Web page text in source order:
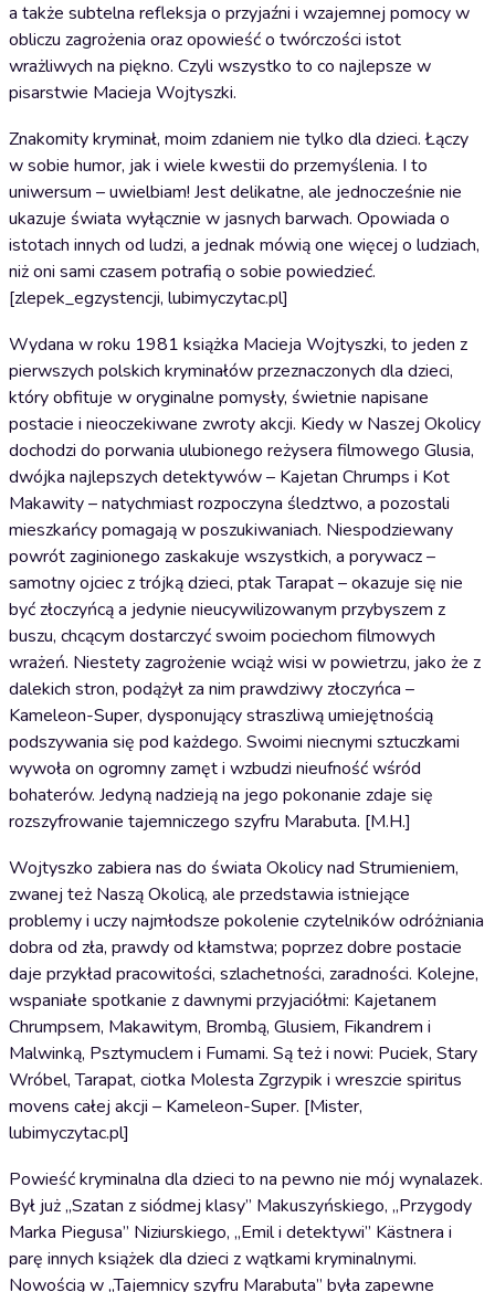
a także subtelna refleksja o przyjaźni i wzajemnej pomocy w
obliczu zagrożenia oraz opowieść o twórczości istot
wrażliwych na piękno. Czyli wszystko to co najlepsze w
pisarstwie Macieja Wojtyszki.
Znakomity kryminał, moim zdaniem nie tylko dla dzieci. Łączy
w sobie humor, jak i wiele kwestii do przemyślenia. I to
uniwersum – uwielbiam! Jest delikatne, ale jednocześnie nie
ukazuje świata wyłącznie w jasnych barwach. Opowiada o
istotach innych od ludzi, a jednak mówią one więcej o ludziach,
niż oni sami czasem potrafią o sobie powiedzieć.
[zlepek_egzystencji, lubimyczytac.pl]
Wydana w roku 1981 książka Macieja Wojtyszki, to jeden z
pierwszych polskich kryminałów przeznaczonych dla dzieci,
który obfituje w oryginalne pomysły, świetnie napisane
postacie i nieoczekiwane zwroty akcji. Kiedy w Naszej Okolicy
dochodzi do porwania ulubionego reżysera filmowego Glusia,
dwójka najlepszych detektywów – Kajetan Chrumps i Kot
Makawity – natychmiast rozpoczyna śledztwo, a pozostali
mieszkańcy pomagają w poszukiwaniach. Niespodziewany
powrót zaginionego zaskakuje wszystkich, a porywacz –
samotny ojciec z trójką dzieci, ptak Tarapat – okazuje się nie
być złoczyńcą a jedynie nieucywilizowanym przybyszem z
buszu, chcącym dostarczyć swoim pociechom filmowych
wrażeń. Niestety zagrożenie wciąż wisi w powietrzu, jako że z
dalekich stron, podążył za nim prawdziwy złoczyńca –
Kameleon-Super, dysponujący straszliwą umiejętnością
podszywania się pod każdego. Swoimi niecnymi sztuczkami
wywoła on ogromny zamęt i wzbudzi nieufność wśród
bohaterów. Jedyną nadzieją na jego pokonanie zdaje się
rozszyfrowanie tajemniczego szyfru Marabuta. [M.H.]
Wojtyszko zabiera nas do świata Okolicy nad Strumieniem,
zwanej też Naszą Okolicą, ale przedstawia istniejące
problemy i uczy najmłodsze pokolenie czytelników odróżniania
dobra od zła, prawdy od kłamstwa; poprzez dobre postacie
daje przykład pracowitości, szlachetności, zaradności. Kolejne,
wspaniałe spotkanie z dawnymi przyjaciółmi: Kajetanem
Chrumpsem, Makawitym, Brombą, Glusiem, Fikandrem i
Malwinką, Psztymuclem i Fumami. Są też i nowi: Puciek, Stary
Wróbel, Tarapat, ciotka Molesta Zgrzypik i wreszcie spiritus
movens całej akcji – Kameleon-Super. [Mister,
lubimyczytac.pl]
Powieść kryminalna dla dzieci to na pewno nie mój wynalazek.
Był już „Szatan z siódmej klasy” Makuszyńskiego, „Przygody
Marka Piegusa” Niziurskiego, „Emil i detektywi” Kästnera i
parę innych książek dla dzieci z wątkami kryminalnymi.
Nowością w „Tajemnicy szyfru Marabuta” była zapewne